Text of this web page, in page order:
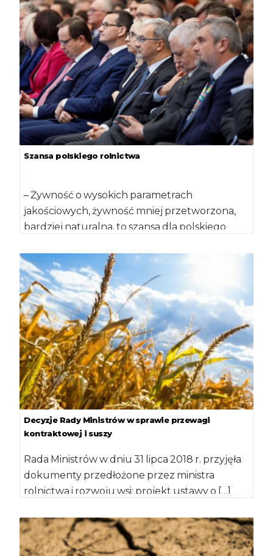
Szansa polskiego rolnictwa
– Żywność o wysokich parametrach
jakościowych, żywność mniej przetworzona,
bardziej naturalna, to szansa dla polskiego
Decyzje Rady Ministrów w sprawie przewagi
kontraktowej i suszy
Rada Ministrów w dniu 31 lipca 2018 r. przyjęła
dokumenty przedłożone przez ministra
rolnictwa i rozwoju wsi: projekt ustawy o […]